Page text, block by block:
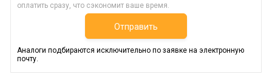
оплатить сразу, что сэкономит ваше время.
Отправить
Аналоги подбираются исключительно по заявке на электронную
почту.